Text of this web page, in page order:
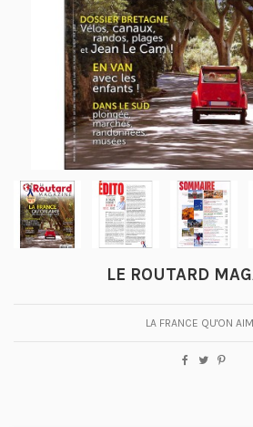
LE ROUTARD
LA FRANCE QU'ON